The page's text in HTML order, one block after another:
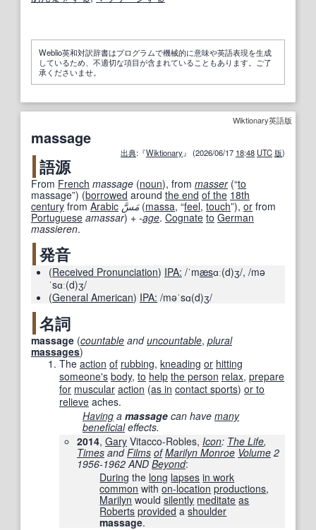
Weblio英和対訳辞書はプログラムで機械的に意味や英語表現を生成
しているため、不適切な項目が含まれていることもあります。ご了
承くださいませ。
Wiktionary英語版
massage
出典:『Wiktionary』 (2026/06/17 18:48 UTC 版)
語源
From French massage (noun), from masser (“to
massage”) (borrowed aroundthe end of the 18th
centuryfrom Arabic مَسَّ (massa, “feel, touch”), or from
Portuguese amassar) + -age. Cognate to German
massieren.
発音
(Received Pronunciation) IPA: /ˈmæsɑː(d)ʒ/, /mə
ˈsɑː(d)ʒ/
(General American) IPA: /məˈsɑ(d)ʒ/
名詞
massage (countable anduncountable, plural
massages)
The action of rubbing, kneading or hitting
someone's body, to help the person relax, prepare
for muscular action (as in contact sports) or to
relieve aches.
Having a massage can have many
beneficialeffects.
2014, Gary Vitacco-Robles, Icon: The Life,
Times andFilms of Marilyn Monroe Volume 2
1956-1962 AND Beyond:
During the long lapses in work
common withon-location productions,
Marilyn wouldsilently meditate as
Roberts provided ashoulder
massage.